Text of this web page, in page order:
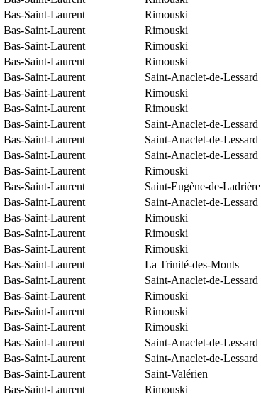
Bas-Saint-Laurent
Rimouski
Bas-Saint-Laurent
Rimouski
Bas-Saint-Laurent
Rimouski
Bas-Saint-Laurent
Rimouski
Bas-Saint-Laurent
Saint-Anaclet-de-Lessard
Bas-Saint-Laurent
Rimouski
Bas-Saint-Laurent
Rimouski
Bas-Saint-Laurent
Saint-Anaclet-de-Lessard
Bas-Saint-Laurent
Saint-Anaclet-de-Lessard
Bas-Saint-Laurent
Saint-Anaclet-de-Lessard
Bas-Saint-Laurent
Rimouski
Bas-Saint-Laurent
Saint-Eugène-de-Ladrière
Bas-Saint-Laurent
Saint-Anaclet-de-Lessard
Bas-Saint-Laurent
Rimouski
Bas-Saint-Laurent
Rimouski
Bas-Saint-Laurent
Rimouski
Bas-Saint-Laurent
La Trinité-des-Monts
Bas-Saint-Laurent
Saint-Anaclet-de-Lessard
Bas-Saint-Laurent
Rimouski
Bas-Saint-Laurent
Rimouski
Bas-Saint-Laurent
Rimouski
Bas-Saint-Laurent
Saint-Anaclet-de-Lessard
Bas-Saint-Laurent
Saint-Anaclet-de-Lessard
Bas-Saint-Laurent
Saint-Valérien
Bas-Saint-Laurent Rimouski